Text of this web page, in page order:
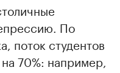
По
поток студентов
70%: например,